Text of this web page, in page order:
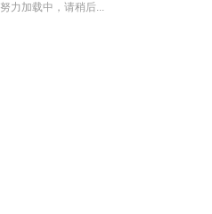
努力加载中，请稍后...